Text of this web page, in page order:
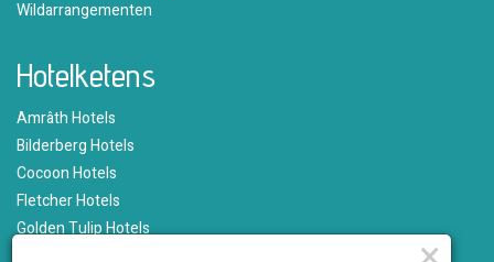
Wildarrangementen
Hotelketens
Amrâth Hotels
Bilderberg Hotels
Cocoon Hotels
Fletcher Hotels
Golden Tulip Hotels